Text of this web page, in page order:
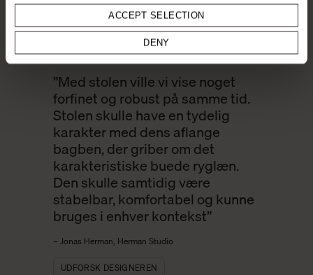
ACCEPT SELECTION
DENY
”Med stolen ville vi vise noget
forfinet og robust på samme tid.
Stolen skulle have en tydelig
karakter med dens aflange
bagben, der griber om det
karakteristiske buede ryglæn.
Den skulle samtidig være
stabelbar, komfortabel og kunne
bruges i enhver kontekst”
– Jonas Herman, Herman Studio
UDFORSK DESIGNEREN